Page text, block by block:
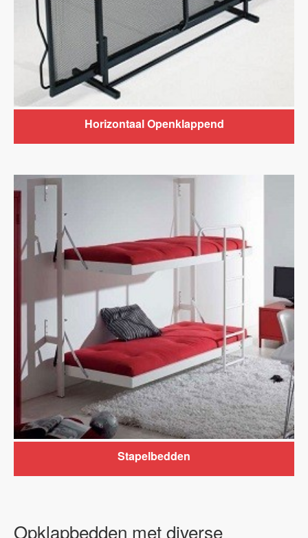
Horizontaal Openklappend
Stapelbedden
Opklapbedden met diverse